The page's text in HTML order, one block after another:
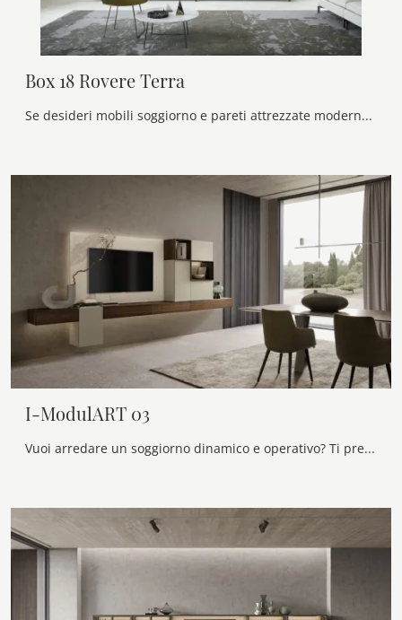
Box 18 Rovere Terra
Se desideri mobili soggiorno e pareti attrezzate moderne, scegli il modello Box 18 Rovere Terra di Novamobili: clicca e scopri di più!
I-ModulART 03
Vuoi arredare un soggiorno dinamico e operativo? Ti presentiamo la parete attrezzata I-ModulART 03 Presotto dalle linee decise moderne.